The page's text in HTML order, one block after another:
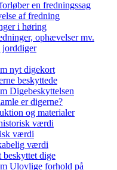
en fredningssag
af fredning
i høring
ophævelser mv.
jorddiger
nyt digekort
beskyttede
Digebeskyttelsen
er digerne?
og materialer
værdi
værdi
værdi
beskyttet dige
Ulovlige forhold på